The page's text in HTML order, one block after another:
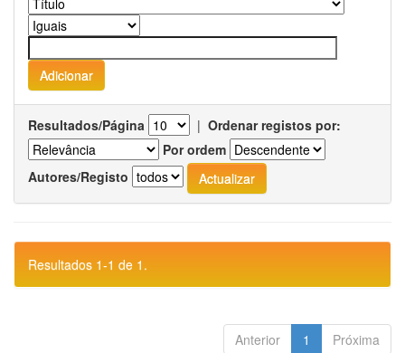
Resultados/Página | Ordenar registos por:
Por ordem
Autores/Registo
Resultados 1-1 de 1.
Anterior 1 Próxima